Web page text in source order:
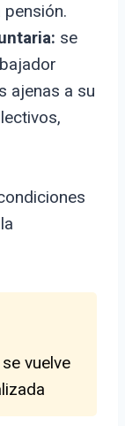
se
ajenas a su
vuelve